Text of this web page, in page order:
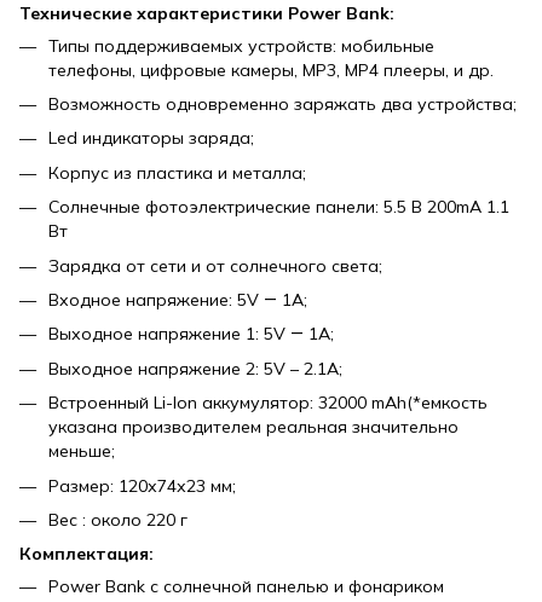
Технические характеристики Power Bank:
Типы поддерживаемых устройств: мобильные
телефоны, цифровые камеры, МP3, МP4 плееры, и др.
Возможность одновременно заряжать два устройства;
Led индикаторы заряда;
Корпус из пластика и металла;
Солнечные фотоэлектрические панели: 5.5 В 200mA 1.1
Вт
Зарядка от сети и от солнечного света;
Входное напряжение: 5V ― 1A;
Выходное напряжение 1: 5V ― 1A;
Выходное напряжение 2: 5V – 2.1A;
Встроенный Li-Ion аккумулятор: 32000 mAh(*емкость
указана производителем реальная значительно
меньше;
Размер: 120х74х23 мм;
Вес : около 220 г
Комплектация:
Power Bank с солнечной панелью и фонариком